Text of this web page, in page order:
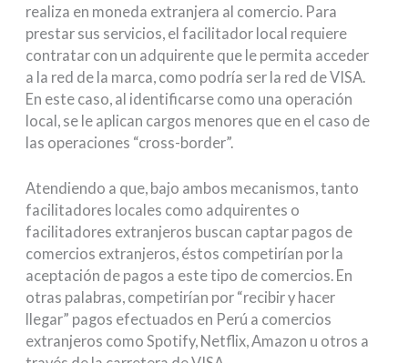
realiza en moneda extranjera al comercio. Para
prestar sus servicios, el facilitador local requiere
contratar con un adquirente que le permita acceder
a la red de la marca, como podría ser la red de VISA.
En este caso, al identificarse como una operación
local, se le aplican cargos menores que en el caso de
las operaciones “cross-border”.
Atendiendo a que, bajo ambos mecanismos, tanto
facilitadores locales como adquirentes o
facilitadores extranjeros buscan captar pagos de
comercios extranjeros, éstos competirían por la
aceptación de pagos a este tipo de comercios. En
otras palabras, competirían por “recibir y hacer
llegar” pagos efectuados en Perú a comercios
extranjeros como Spotify, Netflix, Amazon u otros a